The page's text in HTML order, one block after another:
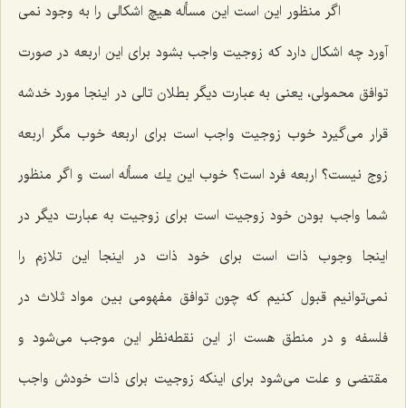
اگر منظور این است این مسأله هیچ اشكالى را به وجود نمى
آورد چه اشكال دارد كه زوجیت واجب بشود براى این اربعه در صورت
توافق محمولى، یعنى به عبارت دیگر بطلان تالى در اینجا مورد خدشه
قرار مى‌گیرد خوب زوجیت واجب است براى اربعه خوب مگر اربعه
زوج نیست؟ اربعه فرد است؟ خوب این یك مسأله است و اگر منظور
شما واجب بودن خود زوجیت است براى زوجیت به عبارت دیگر در
اینجا وجوب ذات است براى خود ذات در اینجا این تلازم را
نمى‌توانیم قبول كنیم كه چون توافق مفهومى بین مواد ثلاث در
فلسفه و در منطق هست از این نقطه‌نظر این موجب مى‌شود و
مقتضى و علت مى‌شود براى اینكه زوجیت براى ذات خودش واجب